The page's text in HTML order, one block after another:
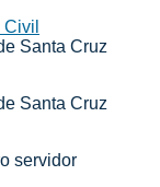
Santa Cruz
Santa Cruz
servidor